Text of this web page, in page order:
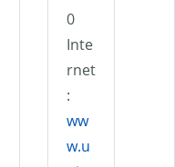
0
Inte
rnet
:
ww
w.u